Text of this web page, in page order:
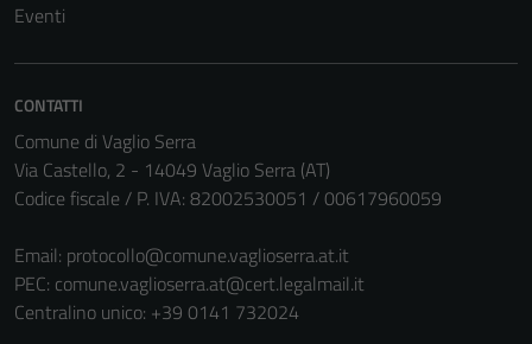
Eventi
CONTATTI
Comune di Vaglio Serra
Via Castello, 2 - 14049 Vaglio Serra (AT)
Codice fiscale / P. IVA: 82002530051 / 00617960059
Email: protocollo@comune.vaglioserra.at.it
PEC: comune.vaglioserra.at@cert.legalmail.it
Centralino unico: +39 0141 732024